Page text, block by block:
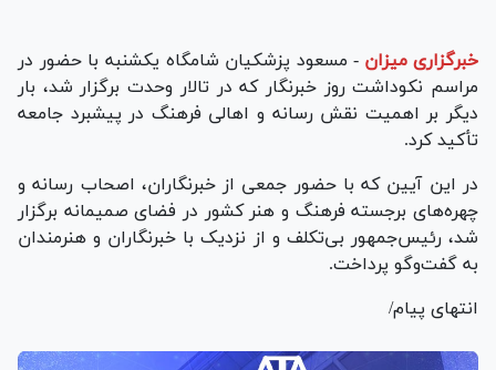
خبرگزاری میزان - مسعود پزشکیان شامگاه یکشنبه با حضور در
مراسم نکوداشت روز خبرنگار که در تالار وحدت برگزار شد، بار
دیگر بر اهمیت نقش رسانه و اهالی فرهنگ در پیشبرد جامعه
تأکید کرد.
در این آیین که با حضور جمعی از خبرنگاران، اصحاب رسانه و
چهره‌های برجسته فرهنگ و هنر کشور در فضای صمیمانه برگزار
شد، رئیس‌جمهور بی‌تکلف و از نزدیک با خبرنگاران و هنرمندان
به گفت‌و‌گو پرداخت.
انتهای پیام/